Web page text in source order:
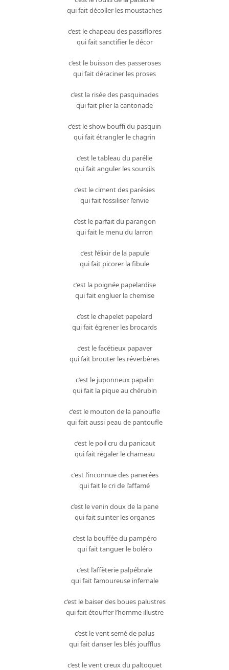
qui fait décoller les moustaches
c’est le chapeau des passiflores
qui fait sanctifier le décor
c’est le buisson des passeroses
qui fait déraciner les proses
c’est la risée des pasquinades
qui fait plier la cantonade
c’est le show bouffi du pasquin
qui fait étrangler le chagrin
c’est le tableau du parélie
qui fait anguler les sourcils
c’est le ciment des parésies
qui fait fossiliser l’envie
c’est le parfait du parangon
qui fait le menu du larron
c’est l’élixir de la papule
qui fait picorer la fibule
c’est la poignée papelardise
qui fait engluer la chemise
c’est le chapelet papelard
qui fait égrener les brocards
c’est le facétieux papaver
qui fait brouter les réverbères
c’est le juponneux papalin
qui fait la pique au chérubin
c’est le mouton de la panoufle
qui fait aussi peau de pantoufle
c’est le poil cru du panicaut
qui fait régaler le chameau
c’est l’inconnue des panerées
qui fait le cri de l’affamé
c’est le venin doux de la pane
qui fait suinter les organes
c’est la bouffée du pampéro
qui fait tanguer le boléro
c’est l’affèterie palpébrale
qui fait l’amoureuse infernale
c’est le baiser des boues palustres
qui fait étouffer l’homme illustre
c’est le vent semé de palus
qui fait danser les blés joufflus
c’est le vent creux du paltoquet